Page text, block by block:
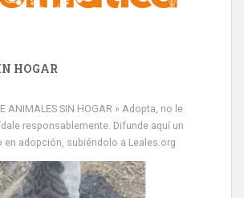
HOGAR
ANIMALES SIN HOGAR » Adopta, no le
responsablemente. Difunde aquí un
en adopción, subiéndolo a Leales.org